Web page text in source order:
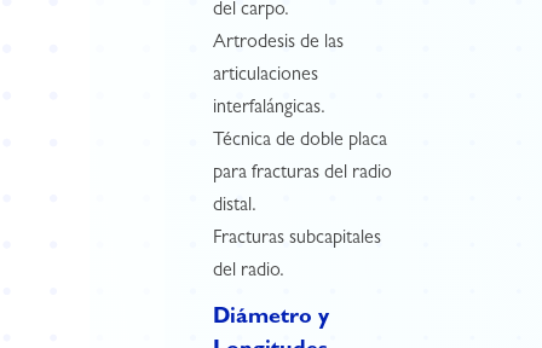
del carpo.
Artrodesis de las
articulaciones
interfalángicas.
Técnica de doble placa
para fracturas del radio
distal.
Fracturas subcapitales
del radio.
Diámetro y